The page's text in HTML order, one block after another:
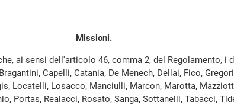
Missioni.
ai sensi dell'articolo 46, comma 2, del Regolamento, i
Capelli, Catania, De Menech, Dellai, Fico,
Locatelli, Losacco, Manciulli, Marcon, Marotta,
Portas, Realacci, Rosato, Sanga, Sottanelli, Tabacci,